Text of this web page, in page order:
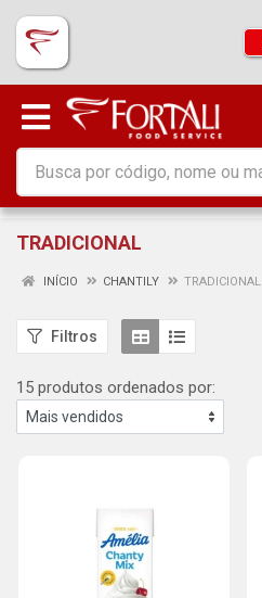
TRADICIONAL
INÍCIO CHANTILY TRADICIONAL
Filtros
15 produtos ordenados por: